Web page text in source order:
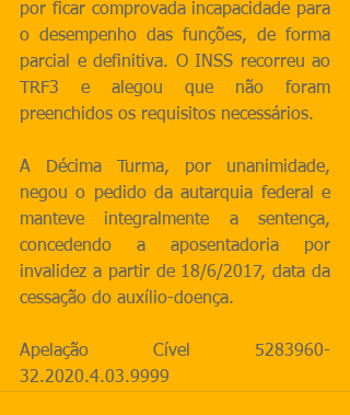
por ficar comprovada incapacidade para
o desempenho das funções, de forma
parcial e definitiva. O INSS recorreu ao
TRF3 e alegou que não foram
preenchidos os requisitos necessários.
A Décima Turma, por unanimidade,
negou o pedido da autarquia federal e
manteve integralmente a sentença,
concedendo a aposentadoria por
invalidez a partir de 18/6/2017, data da
cessação do auxílio-doença.
Apelação Cível 5283960-
32.2020.4.03.9999